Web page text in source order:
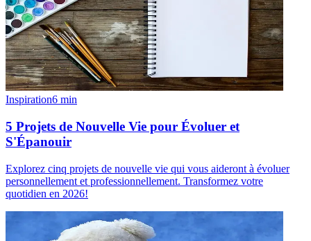
Inspiration6 min
5 Projets de Nouvelle Vie pour Évoluer et
S'Épanouir
Explorez cinq projets de nouvelle vie qui vous aideront à évoluer
personnellement et professionnellement. Transformez votre
quotidien en 2026!